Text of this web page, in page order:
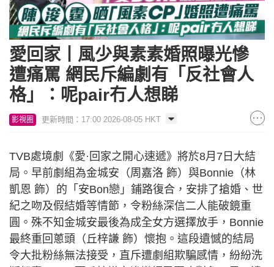
愛回家丨風少與素素婚照曝光慘
遭痛罵 網民斥編劇有「反社會人
格」：呢pair冇人想睇
影視圈 更新時間：17:00 2026-08-05 HKT
TVB處境劇《愛·回家之開心速遞》將於8月7日大結
局。早前劇組為金城安（周嘉洛 飾）與Bonnie（林
凱恩 飾）的「安Bon戀」鋪路復合，安排了搶婚、世
紀之吻及假結婚等情節，令粉絲深信二人能破鏡重
圓。殊不知金城安最後為成全女方選擇放手，Bonnie
最終重回蔥頭（丘梓謙 飾）懷抱。這段遺憾的結局
令大批粉絲無法接受，直斥遭劇組欺騙感情，紛紛洗